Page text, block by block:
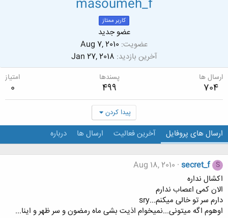
masoumeh_f
کاربر ممتاز
عضو جدید
عضویت Aug 7, 2010
آخرین بازدید Jan 27, 2018
ارسال ها
704
پسندها
499
امتیاز
0
پیدا کردن
ارسال های پروفایل آخرین فعالیت ارسال ها درباره
S
secret_f
Aug 18, 2010
اکشال نداره
الان کمی اعصاب ندارم
دارم سر تو خالی میکنم...sry
اوهوم اگه میتونی...نمیخوام اذیت بشی ماه رمضون و سر ظهر و اینا...